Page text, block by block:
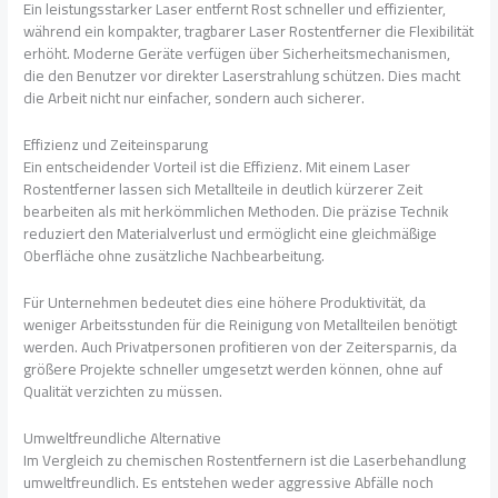
Ein leistungsstarker Laser entfernt Rost schneller und effizienter,
während ein kompakter, tragbarer Laser Rostentferner die Flexibilität
erhöht. Moderne Geräte verfügen über Sicherheitsmechanismen,
die den Benutzer vor direkter Laserstrahlung schützen. Dies macht
die Arbeit nicht nur einfacher, sondern auch sicherer.
Effizienz und Zeiteinsparung
Ein entscheidender Vorteil ist die Effizienz. Mit einem Laser
Rostentferner lassen sich Metallteile in deutlich kürzerer Zeit
bearbeiten als mit herkömmlichen Methoden. Die präzise Technik
reduziert den Materialverlust und ermöglicht eine gleichmäßige
Oberfläche ohne zusätzliche Nachbearbeitung.
Für Unternehmen bedeutet dies eine höhere Produktivität, da
weniger Arbeitsstunden für die Reinigung von Metallteilen benötigt
werden. Auch Privatpersonen profitieren von der Zeitersparnis, da
größere Projekte schneller umgesetzt werden können, ohne auf
Qualität verzichten zu müssen.
Umweltfreundliche Alternative
Im Vergleich zu chemischen Rostentfernern ist die Laserbehandlung
umweltfreundlich. Es entstehen weder aggressive Abfälle noch